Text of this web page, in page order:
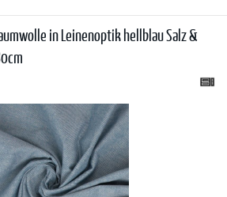
in Leinenoptik hellblau Salz &